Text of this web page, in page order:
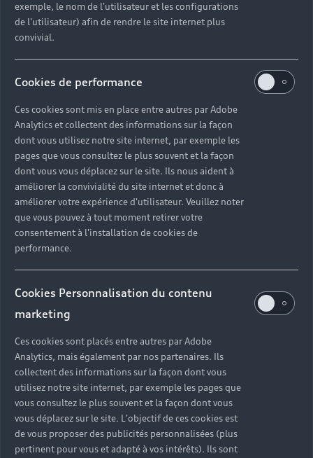
exemple, le nom de l'utilisateur et les configurations
de l'utilisateur) afin de rendre le site internet plus
convivial.
Cookies de performance
Ces cookies sont mis en place entre autres par Adobe
Analytics et collectent des informations sur la façon
dont vous utilisez notre site internet, par exemple les
pages que vous consultez le plus souvent et la façon
dont vous vous déplacez sur le site. Ils nous aident à
améliorer la convivialité du site internet et donc à
améliorer votre expérience d'utilisateur. Veuillez noter
que vous pouvez à tout moment retirer votre
consentement à l'installation de cookies de
performance.
Cookies Personnalisation du contenu
marketing
Ces cookies sont placés entre autres par Adobe
Analytics, mais également par nos partenaires. Ils
collectent des informations sur la façon dont vous
utilisez notre site internet, par exemple les pages que
vous consultez le plus souvent et la façon dont vous
vous déplacez sur le site. L'objectif de ces cookies est
de vous proposer des publicités personnalisées (plus
pertinent pour vous et adapté à vos intérêts). Ils sont